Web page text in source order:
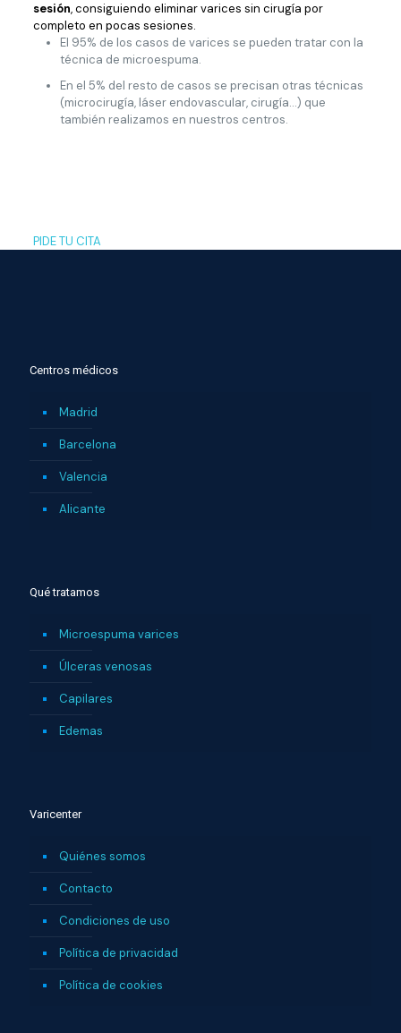
sesión, consiguiendo eliminar varices sin cirugía por
completo en pocas sesiones.
El 95% de los casos de varices se pueden tratar con la
técnica de microespuma.
En el 5% del resto de casos se precisan otras técnicas
(microcirugía, láser endovascular, cirugía...) que
también realizamos en nuestros centros.
PIDE TU CITA
Centros médicos
Madrid
Barcelona
Valencia
Alicante
Qué tratamos
Microespuma varices
Úlceras venosas
Capilares
Edemas
Varicenter
Quiénes somos
Contacto
Condiciones de uso
Política de privacidad
Política de cookies